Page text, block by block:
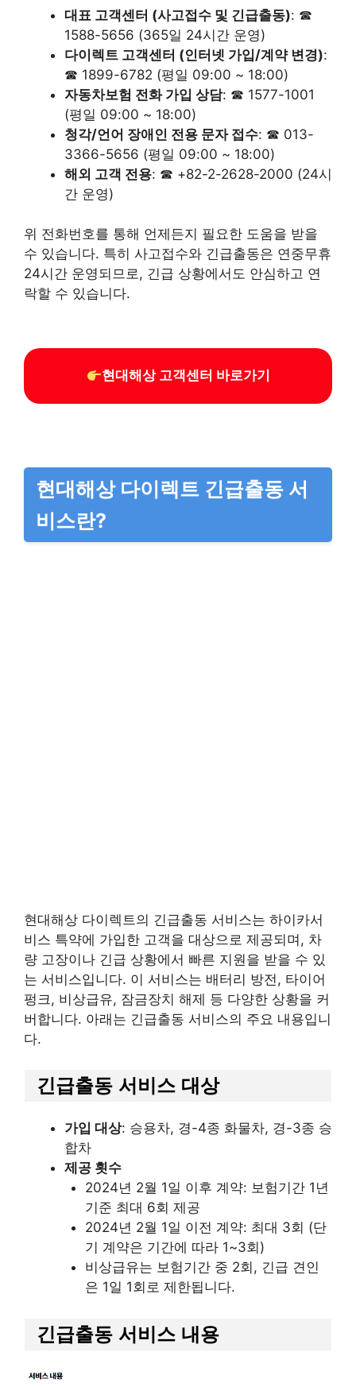
대표 고객센터 (사고접수 및 긴급출동): ☎
1588-5656 (365일 24시간 운영)
다이렉트 고객센터 (인터넷 가입/계약 변경):
☎ 1899-6782 (평일 09:00 ~ 18:00)
자동차보험 전화 가입 상담: ☎ 1577-1001
(평일 09:00 ~ 18:00)
청각/언어 장애인 전용 문자 접수: ☎ 013-
3366-5656 (평일 09:00 ~ 18:00)
해외 고객 전용: ☎ +82-2-2628-2000 (24시
간 운영)
위 전화번호를 통해 언제든지 필요한 도움을 받을
수 있습니다. 특히 사고접수와 긴급출동은 연중무휴
24시간 운영되므로, 긴급 상황에서도 안심하고 연
락할 수 있습니다.
현대해상 고객센터 바로가기
현대해상 다이렉트 긴급출동 서
비스란?
현대해상 다이렉트의 긴급출동 서비스는 하이카서
비스 특약에 가입한 고객을 대상으로 제공되며, 차
량 고장이나 긴급 상황에서 빠른 지원을 받을 수 있
는 서비스입니다. 이 서비스는 배터리 방전, 타이어
펑크, 비상급유, 잠금장치 해제 등 다양한 상황을 커
버합니다. 아래는 긴급출동 서비스의 주요 내용입니
다.
긴급출동 서비스 대상
가입 대상: 승용차, 경-4종 화물차, 경-3종 승
합차
제공 횟수
2024년 2월 1일 이후 계약: 보험기간 1년
기준 최대 6회 제공
2024년 2월 1일 이전 계약: 최대 3회 (단
기 계약은 기간에 따라 1~3회)
비상급유는 보험기간 중 2회, 긴급 견인
은 1일 1회로 제한됩니다.
긴급출동 서비스 내용